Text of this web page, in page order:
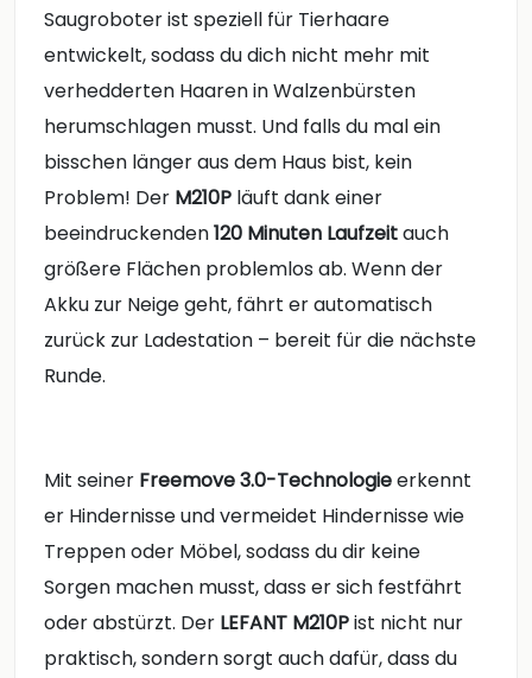
Saugroboter ist speziell für Tierhaare
entwickelt, sodass du dich nicht mehr mit
verhedderten Haaren in Walzenbürsten
herumschlagen musst. Und falls du mal ein
bisschen länger aus dem Haus bist, kein
Problem! Der M210P läuft dank einer
beeindruckenden120 Minuten Laufzeitauch
größere Flächen problemlos ab. Wenn der
Akku zur Neige geht, fährt er automatisch
zurück zur Ladestation – bereit für die nächste
Runde.
Mit seiner Freemove 3.0-Technologieerkennt
er Hindernisse und vermeidet Hindernisse wie
Treppen oder Möbel, sodass du dir keine
Sorgen machen musst, dass er sich festfährt
oder abstürzt. Der LEFANT M210Pist nicht nur
praktisch, sondern sorgt auch dafür, dass du